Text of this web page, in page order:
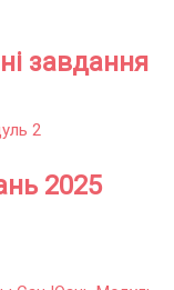
завдання
2025